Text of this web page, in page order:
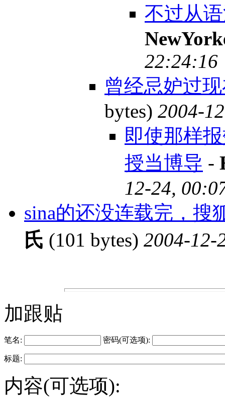
不过从
22:24:16
曾经忌妒过
bytes) 2004-
即使那样
授当博导 -
12-24,
sina的还没连载完，搜
氏 (101 bytes) 2004-12-
加跟贴
笔名: 密码(可选项):
标题:
内容(可选项):